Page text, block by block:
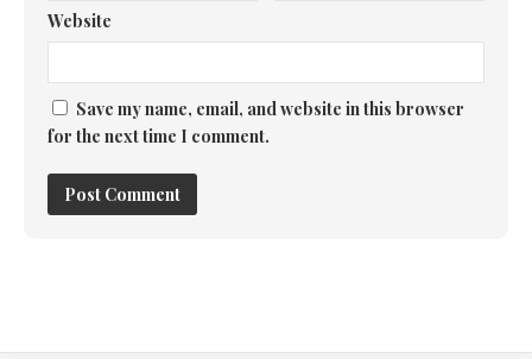
Website
Save my name, email, and website in this browser
for the next time I comment.